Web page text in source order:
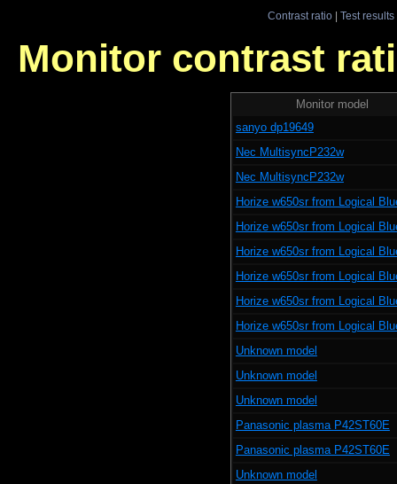
Contrast ratio| Test results
Monitor contrast
Monitor model
sanyo dp19649
Nec MultisyncP232w
Nec MultisyncP232w
Horize w650sr from Logical
Horize w650sr from Logical
Horize w650sr from Logical
Horize w650sr from Logical
Horize w650sr from Logical
Horize w650sr from Logical
Unknown model
Unknown model
Unknown model
Panasonic plasma P42ST60E
Panasonic plasma P42ST60E
Unknown model